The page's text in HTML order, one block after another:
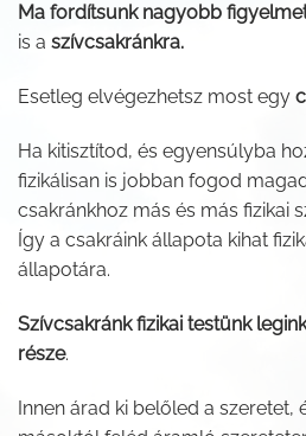
Ma fordítsunk nagyobb
is a szívcsakránkra.
Esetleg elvégezhetsz most egy
Ha kitisztítod, és egyensúlyba
fizikálisan is jobban fogod
csakránkhoz más és más fizikai
Így a csakráink állapota kihat
állapotára.
Szívcsakránk fizikai testünk
része.
Innen árad ki belőled a szeretet,